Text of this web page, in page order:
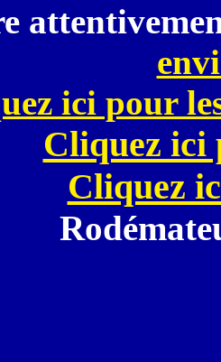
ici pour
Cliquez ici
Cliquez